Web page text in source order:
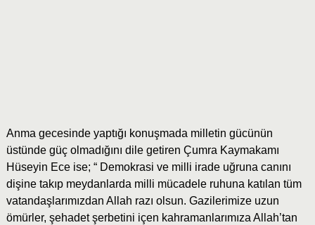
Anma gecesinde yaptığı konuşmada milletin gücünün
üstünde güç olmadığını dile getiren Çumra Kaymakamı
Hüseyin Ece ise; “ Demokrasi ve milli irade uğruna canını
dişine takıp meydanlarda milli mücadele ruhuna katılan tüm
vatandaşlarımızdan Allah razı olsun. Gazilerimize uzun
ömürler, şehadet şerbetini içen kahramanlarımıza Allah’tan